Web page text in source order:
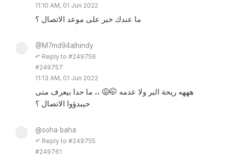
11:10 AM, 01 Jun 2022
ما عندك خبر على موعد الاتصال ؟
@M7md94alhindy
↶ Reply to #249756
#249757
11:13 AM, 01 Jun 2022
هههه ريحة البر ولا عدمه 🤭😅 ،، ما حدا بيعرف متى
حيبدؤوا الاتصال ؟
@soha baha
↶ Reply to #249755
#249761